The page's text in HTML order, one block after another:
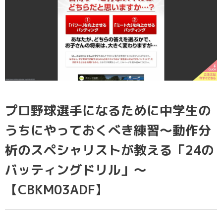
プロ野球選手になるために中学生の
うちにやっておくべき練習〜動作分
析のスペシャリストが教える「24の
バッティングドリル」〜
【CBKM03ADF】